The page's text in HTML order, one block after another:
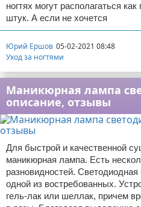
ногтях могут располагаться
штук. А если не хочется
Юрий Ершов 05-02-2021 08:48
Уход за ногтями
Маникюрная лампа
описание, отзывы
Для быстрой и качественной
маникюрная лампа. Есть
разновидностей.
одной из востребованных.
гель-лак или шеллак, причем